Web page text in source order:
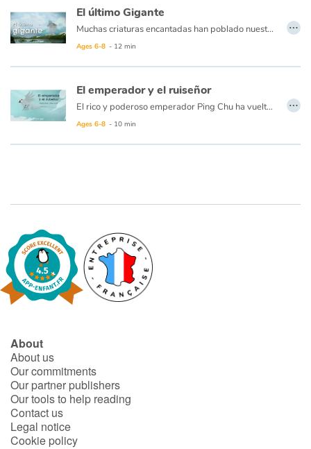
El último Gigante
Muchas criaturas encantadas han poblado nuestro mundo antes que nosotros... Hace mucho tiempo, e incluso antes que eso, el último de los gigantes de piedra del planeta había hecho su hogar en el fin del mundo, la Patagonia. Era tan alto que usaba un volcán cercano como una olla para preparar su sopa de piedra... Cada vez que hervía, el volcán entraba en erupción, destruyendo todo en su camino, calentando la atmósfera...
Ages 6-8 - 12 min
…
El emperador y el ruiseñor
El rico y poderoso emperador Ping Chu ha vuelto a sonreir desde que un pequeño ruiseñor se hizo su amigo y le canta para enternecer su corazón. Sin embargo, cuando un reino distante le ofrece un ave mecánica hecha de oro y diamantes, el deslumbrado emperador abandona a su pequeño amigo.
Ages 6-8 - 10 min
…
About
About us
Our commitments
Our partner publishers
Our tools to help reading
Contact us
Legal notice
Cookie policy